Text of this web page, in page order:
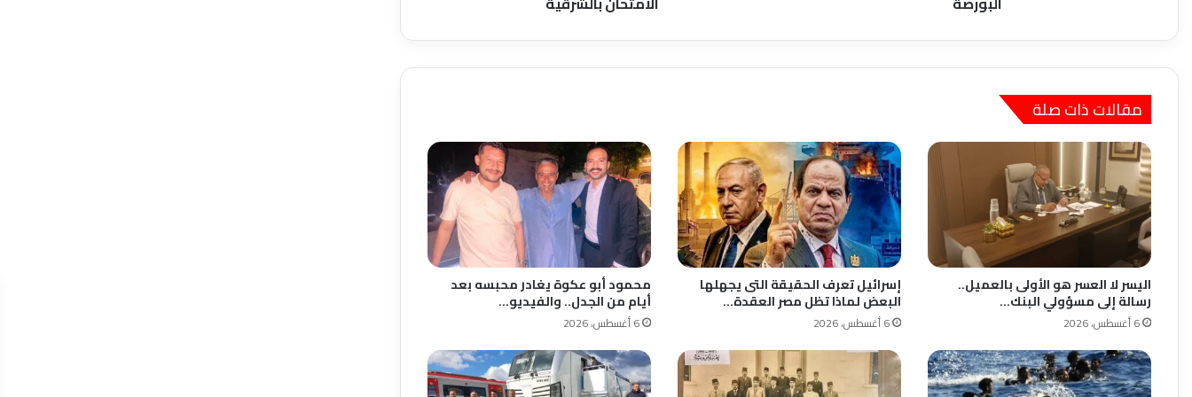
مقالات ذات صلة
اليسر لا العسر هو الأولى بالعميل..
رسالة إلى مسؤولي البنك…
6 أغسطس، 2026
إسرائيل تعرف الحقيقة التى يجهلها
البعض لماذا تظل مصر العقدة…
6 أغسطس، 2026
محمود أبو عكوة يغادر محبسه بعد
أيام من الجدل.. والفيديو…
6 أغسطس، 2026